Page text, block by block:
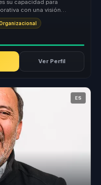
su capacidad para
con una visión
Ver Perfil
ES